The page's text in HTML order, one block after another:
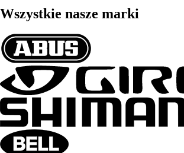
Wszystkie nasze marki